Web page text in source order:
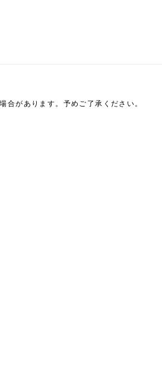
があります。予めご了承ください。